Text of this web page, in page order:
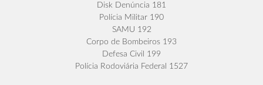
Disk Denúncia 181
Polícia Militar 190
SAMU 192
Corpo de Bombeiros 193
Defesa Civil 199
Polícia Rodoviária Federal 1527